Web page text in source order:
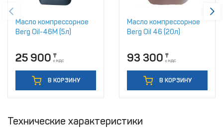
Масло компрессорное
Berg Oil-46M (5л)
25 900 ₸
с НДС
В КОРЗИНУ
Масло компрессорное
Berg Oil 46 (20л)
93 300 ₸
с НДС
В КОРЗИНУ
Технические характеристики